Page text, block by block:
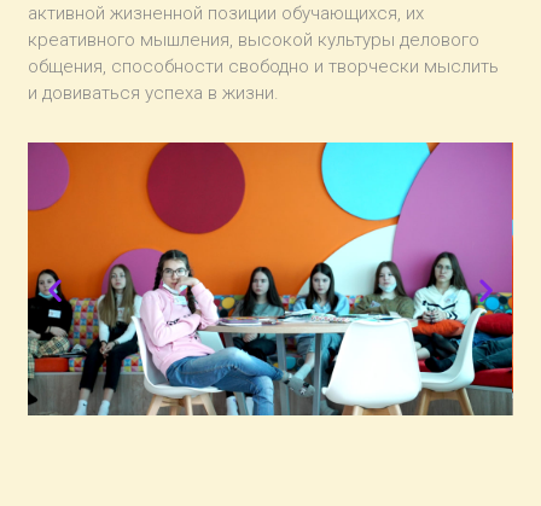
активной жизненной позиции обучающихся, их
креативного мышления, высокой культуры делового
общения, способности свободно и творчески мыслить
и довиваться успеха в жизни.